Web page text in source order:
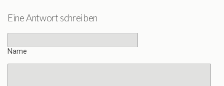
Eine Antwort schreiben
Name